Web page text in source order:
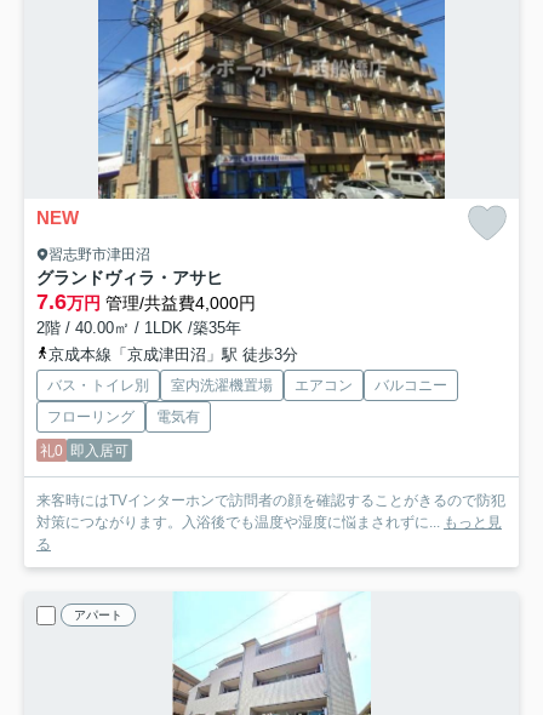
NEW
習志野市津田沼
グランドヴィラ・アサヒ
7.6万円 管理/共益費4,000円
2階 / 40.00㎡ / 1LDK /築35年
京成本線「京成津田沼」駅 徒歩3分
バス・トイレ別 室内洗濯機置場 エアコン
バルコニー
フローリング
電気有
礼0 即入居可
来客時にはTVインターホンで訪問者の顔を確認することがきるので防犯
対策につながります。入浴後でも温度や湿度に悩まされずに... もっと見
る
アパート